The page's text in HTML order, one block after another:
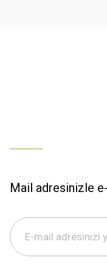
S... M... | 29/12/2025
Mail adresinizle